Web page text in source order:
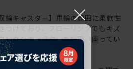
輪キャスター】車輪の周囲に柔軟性
つけており、フローリングでもキズ
レタンキャスターを採用。座ってい
機能も採用しています。
×